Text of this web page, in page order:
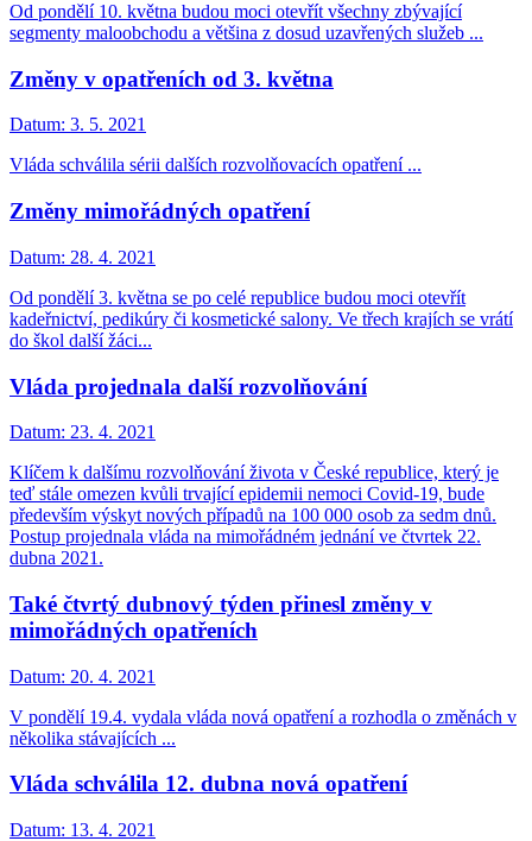
Od pondělí 10. května budou moci otevřít všechny zbývající
segmenty maloobchodu a většina z dosud uzavřených služeb ...
Změny v opatřeních od 3. května
Datum: 3. 5. 2021
Vláda schválila sérii dalších rozvolňovacích opatření ...
Změny mimořádných opatření
Datum: 28. 4. 2021
Od pondělí 3. května se po celé republice budou moci otevřít
kadeřnictví, pedikúry či kosmetické salony. Ve třech krajích se vrátí
do škol další žáci...
Vláda projednala další rozvolňování
Datum: 23. 4. 2021
Klíčem k dalšímu rozvolňování života v České republice, který je
teď stále omezen kvůli trvající epidemii nemoci Covid-19, bude
především výskyt nových případů na 100 000 osob za sedm dnů.
Postup projednala vláda na mimořádném jednání ve čtvrtek 22.
dubna 2021.
Také čtvrtý dubnový týden přinesl změny v
mimořádných opatřeních
Datum: 20. 4. 2021
V pondělí 19.4. vydala vláda nová opatření a rozhodla o změnách v
několika stávajících ...
Vláda schválila 12. dubna nová opatření
Datum: 13. 4. 2021